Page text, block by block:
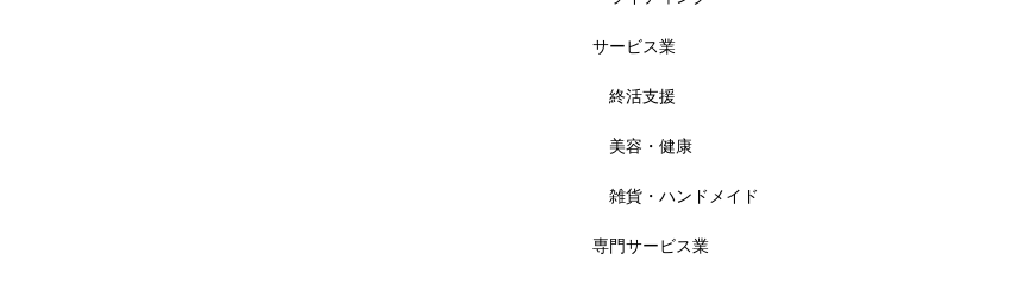
サービス業
終活支援
美容・健康
雑貨・ハンドメイド
専門サービス業